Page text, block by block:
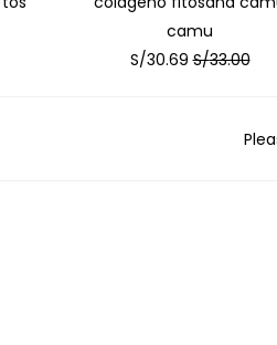
camu
S/30.69 S/33.00